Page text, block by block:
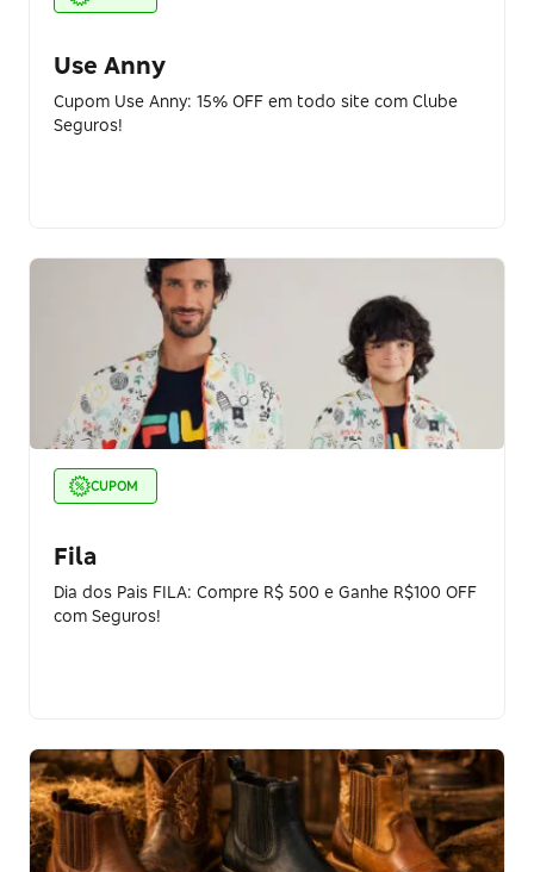
Use Anny
Cupom Use Anny: 15% OFF em todo site com Clube
Seguros!
CUPOM
Fila
Dia dos Pais FILA: Compre R$ 500 e Ganhe R$100 OFF
com Seguros!